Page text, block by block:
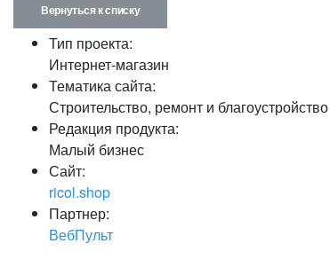
Вернуться к списку
Тип проекта:
Интернет-магазин
Тематика сайта:
Строительство, ремонт и благоустройство
Редакция продукта:
Малый бизнес
Сайт:
ricol.shop
Партнер:
ВебПульт